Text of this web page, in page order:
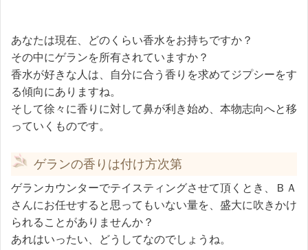
あなたは現在、どのくらい香水をお持ちですか？
その中にゲランを所有されていますか？
香水が好きな人は、自分に合う香りを求めてジプシーをす
る傾向にありますね。
そして徐々に香りに対して鼻が利き始め、本物志向へと移
っていくものです。
ゲランの香りは付け方次第
ゲランカウンターでテイスティングさせて頂くとき、ＢＡ
さんにお任せすると思ってもいない量を、盛大に吹きかけ
られることがありませんか？
あれはいったい、どうしてなのでしょうね。